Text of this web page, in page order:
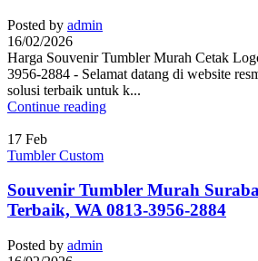
Posted by admin
16/02/2026
Harga Souvenir Tumbler Murah Cetak
3956-2884 - Selamat datang di website
solusi terbaik untuk k...
Continue reading
17 Feb
Tumbler Custom
Souvenir Tumbler Murah
Terbaik, WA 0813-3956-2884
Posted by admin